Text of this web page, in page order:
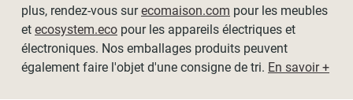
plus, rendez-vous surecomaison.com pour les meubles
et ecosystem.eco pour les appareils électriques et
électroniques. Nos emballages produits peuvent
également faire l'objet d'une consigne de tri. En savoir +